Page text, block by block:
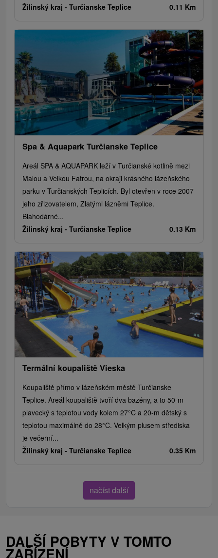
Žilinský kraj - Turčianske Teplice 0.11 Km
Spa & Aquapark Turčianske Teplice
Areál SPA & AQUAPARK leží v Turčianské kotlině mezi
Malou a Velkou Fatrou, na okraji krásného lázeňského
parku v Turčianských Teplicích. Byl otevřen v roce 2007
jeho zřizovatelem, Zlatými lázněmi Teplice.
Blahodárné...
Žilinský kraj - Turčianske Teplice 0.13 Km
Termální koupaliště Vieska
Koupaliště přímo v lázeňském městě Turčianske
Teplice. Areál koupaliště tvoří dva bazény, a to 50-m
plavecký s teplotou vody kolem 27°C a 20-m dětský s
teplotou maximálně do 28°C. Velkým plusem střediska
je večerní...
Žilinský kraj - Turčianske Teplice 0.35 Km
načíst další
DALŠÍ POBYTY V TOMTO
ZAŘÍZENÍ